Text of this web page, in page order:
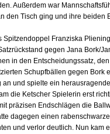
Außerdem war
den Tisch ging und ihre beiden
Franziska
gegen Jana Bork/
in den Entscheidungssatz,
Schupfbällen gegen Bork
und spielte ein
die Ketscher Spielerin erst
präzisen Endschlägen die
dagegen einen
und verlor deutlich. Nun kam